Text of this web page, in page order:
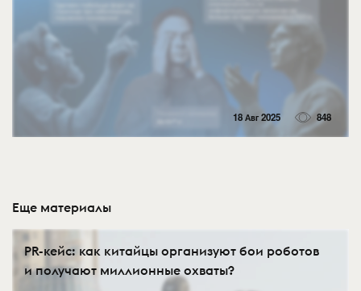
18 Авг 2025 848
Еще материалы
PR-кейс: как китайцы организуют бои роботов
и получают миллионные охваты?